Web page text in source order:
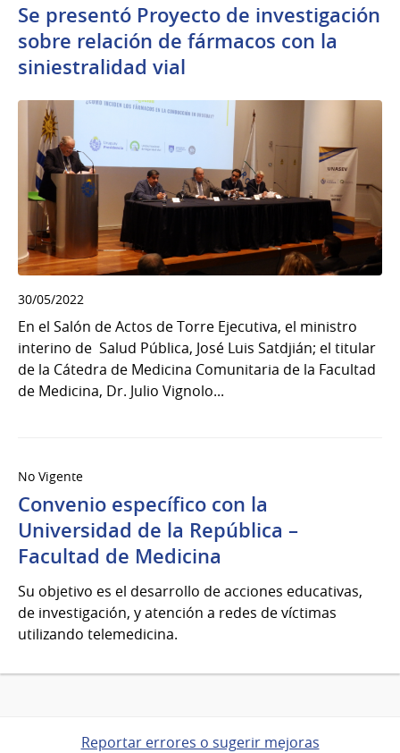
Se presentó Proyecto de investigación
sobre relación de fármacos con la
siniestralidad vial
30/05/2022
En el Salón de Actos de Torre Ejecutiva, el ministro
interino de Salud Pública, José Luis Satdjián; el titular
de la Cátedra de Medicina Comunitaria de la Facultad
de Medicina, Dr. Julio Vignolo...
No Vigente
Convenio específico con la
Universidad de la República –
Facultad de Medicina
Su objetivo es el desarrollo de acciones educativas,
de investigación, y atención a redes de víctimas
utilizando telemedicina.
Reportar errores o sugerir mejoras